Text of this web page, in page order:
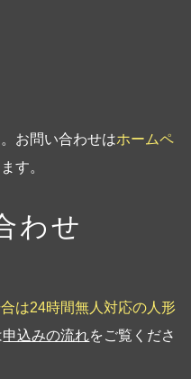
お問い合わせはホームペ
す。
わせ
は24時間無人対応の人形
申込みの流れをご覧くださ